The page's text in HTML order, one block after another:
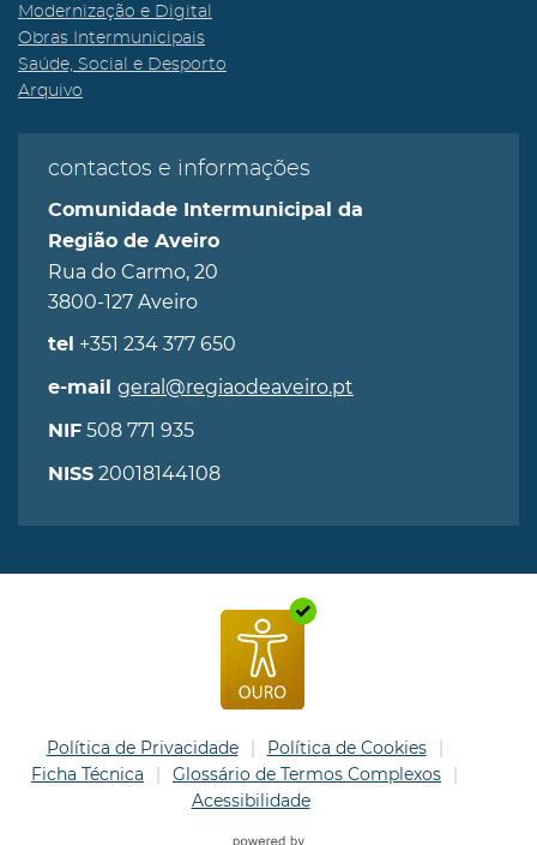
Modernização e Digital
Obras Intermunicipais
Saúde, Social e Desporto
Arquivo
contactos e informações
Comunidade Intermunicipal da
Região de Aveiro
Rua do Carmo, 20
3800-127 Aveiro
tel +351 234 377 650
e-mail geral@regiaodeaveiro.pt
NIF 508 771 935
NISS 20018144108
Política de Privacidade
Política de Cookies
Ficha Técnica
Glossário de Termos Complexos
Acessibilidade